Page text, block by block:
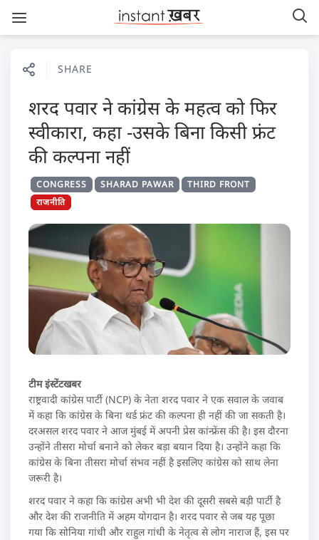
SHARE
शरद पवार ने कांग्रेस के महत्व को फिर
स्वीकारा, कहा -उसके बिना किसी फ्रंट
की कल्पना नहीं
CONGRESS SHARAD PAWAR
THIRD FRONT
राजनीति
टीम इंस्टेंटखबर
राष्ट्रवादी कांग्रेस पार्टी (NCP) के नेता शरद पवार ने एक सवाल के जवाब
में कहा कि कांग्रेस के बिना थर्ड फ्रंट की कल्पना ही नहीं की जा सकती है।
दरअसल शरद पवार ने आज मुंबई में अपनी प्रेस कांन्फ्रेंस की है। इस दौरना
उन्होंने तीसरा मोर्चा बनाने को लेकर बड़ा बयान दिया है। उन्होंने कहा कि
कांग्रेस के बिना तीसरा मोर्चा संभव नहीं है इसलिए कांग्रेस को साथ लेना
जरूरी है।
शरद पवार ने कहा कि कांग्रेस अभी भी देश की दूसरी सबसे बड़ी पार्टी है
और देश की राजनीति में अहम योगदान है। शरद पवार से जब यह पूछा
गया कि सोनिया गांधी और राहुल गांधी के नेतृत्व से लोग नाराज हैं, इस पर